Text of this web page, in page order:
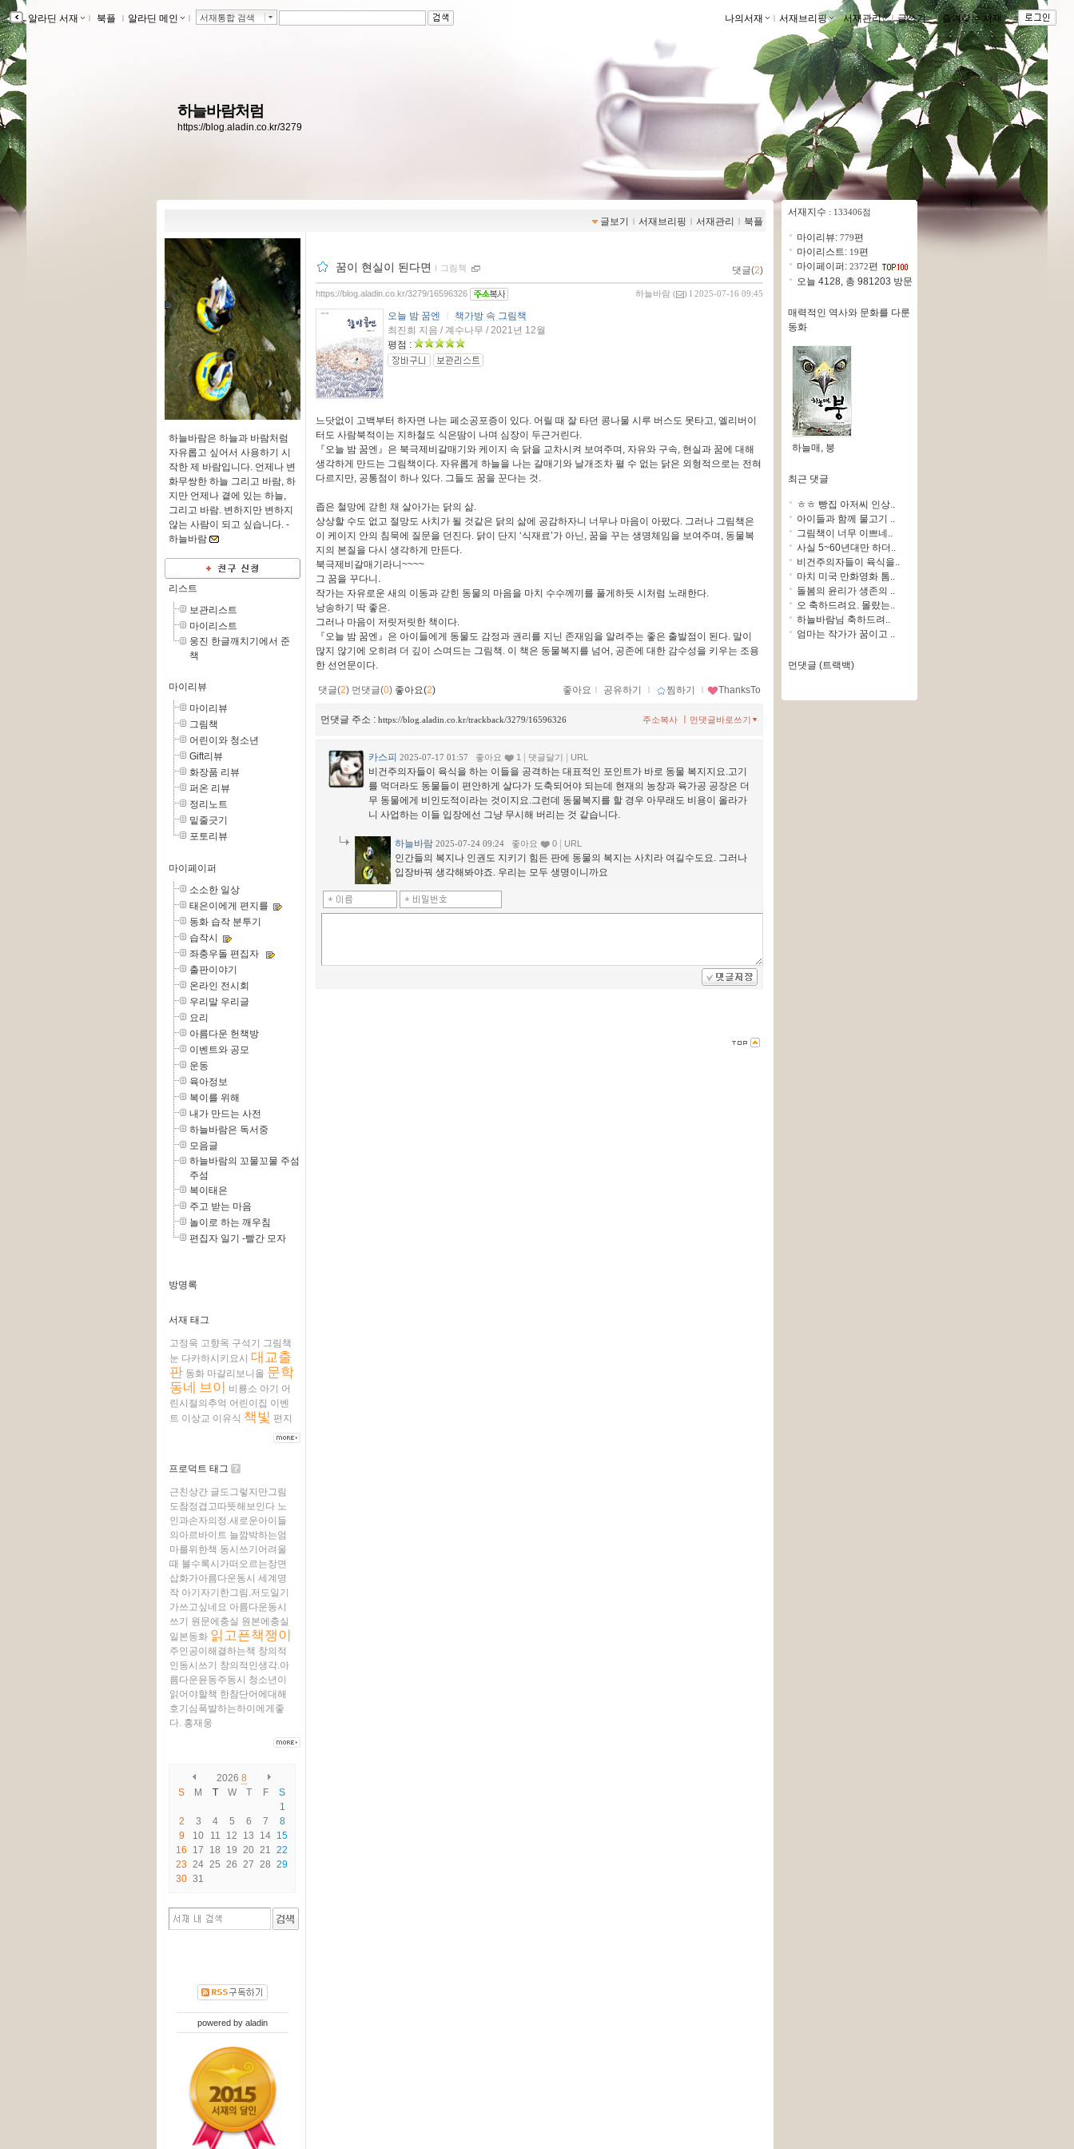
알라딘 서재 ｌ 북플 ｌ 알라딘 메인 ｌ 서재통합 검색 나의서재 ｌ 서재브리핑 ｌ서재관리 ｌ글쓰기 ｌ 즐겨찾는 서재 ｌ
하늘바람처럼
https://blog.aladin.co.kr/3279
글보기 ｌ 서재브리핑 ｌ 서재관리 ｌ 북플
하늘바람은 하늘과 바람처럼
자유롭고 싶어서 사용하기 시
작한 제 바람입니다. 언제나 변
화무쌍한 하늘 그리고 바람, 하
지만 언제나 곁에 있는 하늘,
그리고 바람. 변하지만 변하지
않는 사람이 되고 싶습니다. -
하늘바람
리스트
보관리스트
마이리스트
웅진 한글깨치기에서 준
책
마이리뷰
마이리뷰
그림책
어린이와 청소년
Gift리뷰
화장품 리뷰
퍼온 리뷰
정리노트
밑줄긋기
포토리뷰
마이페이퍼
소소한 일상
태은이에게 편지를
동화 습작 분투기
습작시
좌충우돌 편집자
출판이야기
온라인 전시회
우리말 우리글
요리
아름다운 헌책방
이벤트와 공모
운동
육아정보
복이를 위해
내가 만드는 사전
하늘바람은 독서중
모음글
하늘바람의 꼬물꼬물 주섬
주섬
복이태은
주고 받는 마음
놀이로 하는 깨우침
편집자 일기 -빨간 모자
방명록
서재 태그
고정욱 고향옥 구석기 그림책
눈 다카하시키요시 대교출
판 동화 마갈리보니올 문학
동네 브이 비룡소 아기 어
린시절의추억 어린이집 이벤
트 이상교 이유식 책빛 편지
프로덕트 태그
근친상간 글도그렇지만그림
도참정겹고따뜻해보인다 노
인과손자의정.새로운아이들
의아르바이트 늘깜박하는엄
마를위한책 동시쓰기어려울
때 볼수록시가떠오르는장면
삽화가아름다운동시 세계명
작 아기자기한그림.저도일기
가쓰고싶네요 아름다운동시
쓰기 원문에충실 원본에충실
일본동화 읽고픈책쟁이
주인공이해결하는책 창의적
인동시쓰기 창의적인생각.아
름다운윤동주동시 청소년이
읽어야할책 한참단어에대해
호기심폭발하는하이에게좋
다. 홍재웅
2026 8
S
M T W T F
S
1
2
3 4 5 6 7
8
9
10 11 12 13 14 15
16
17 18 19 20 21
22
23 24 25 26 27 28 29
30 31
powered by aladin
꿈이 현실이 된다면 ｌ 그림책 댓글(2)
하늘바람 ( ) l 2025-07-16 09:45
https://blog.aladin.co.kr/3279/16596326
오늘 밤 꿈엔
책가방 속 그림책
최진희 지음 / 계수나무 / 2021년 12월
평점 :
느닷없이 고백부터 하자면 나는 페소공포증이 있다. 어릴 때 잘 타던 콩나물 시루 버스도 못타고, 엘리버이
터도 사람북적이는 지하철도 식은땀이 나며 심장이 두근거린다.
『오늘 밤 꿈엔』은 북극제비갈매기와 케이지 속 닭을 교차시켜 보여주며, 자유와 구속, 현실과 꿈에 대해
생각하게 만드는 그림책이다. 자유롭게 하늘을 나는 갈매기와 날개조차 펼 수 없는 닭은 외형적으로는 전혀
다르지만, 공통점이 하나 있다. 그들도 꿈을 꾼다는 것.
좁은 철망에 갇힌 채 살아가는 닭의 삶.
상상할 수도 없고 절망도 사치가 될 것같은 닭의 삶에 공감하자니 너무나 마음이 아팠다. 그러나 그림책은
이 케이지 안의 침묵에 질문을 던진다. 닭이 단지 ‘식재료’가 아닌, 꿈을 꾸는 생명체임을 보여주며, 동물복
지의 본질을 다시 생각하게 만든다.
북극제비갈매기라니~~~~
그 꿈을 꾸다니.
작가는 자유로운 새의 이동과 갇힌 동물의 마음을 마치 수수께끼를 풀게하듯 시처럼 노래한다.
낭송하기 딱 좋은.
그러나 마음이 저릿저릿한 책이다.
『오늘 밤 꿈엔』은 아이들에게 동물도 감정과 권리를 지닌 존재임을 알려주는 좋은 출발점이 된다. 말이
많지 않기에 오히려 더 깊이 스며드는 그림책. 이 책은 동물복지를 넘어, 공존에 대한 감수성을 키우는 조용
한 선언문이다.
댓글(2) 먼댓글(0) 좋아요(2) 좋아요 ｌ 공유하기 ｌ 찜하기 ｌ ThanksTo
먼댓글 주소 : https://blog.aladin.co.kr/trackback/3279/16596326 먼댓글바로쓰기
주소복사
카스피 2025-07-17 01:57 좋아요 1 댓글달기 URL
비건주의자들이 육식을 하는 이들을 공격하는 대표적인 포인트가 바로 동물 복지지요.고기
를 먹더라도 동물들이 편안하게 살다가 도축되어야 되는데 현재의 농장과 육가공 공장은 더
무 동물에게 비인도적이라는 것이지요.그런데 동물복지를 할 경우 아무래도 비용이 올라가
니 사업하는 이들 입장에선 그냥 무시해 버리는 것 같습니다.
하늘바람 2025-07-24 09:24 좋아요 0 URL
인간들의 복지나 인권도 지키기 힘든 판에 동물의 복지는 사치라 여길수도요. 그러나
입장바꿔 생각해봐야죠. 우리는 모두 생명이니까요
서재지수 : 133406점
마이리뷰: 779편
마이리스트: 19편
마이페이퍼: 2372편
오늘 4128, 총 981203 방문
매력적인 역사와 문화를 다룬
동화
하늘매, 붕
최근 댓글
ㅎㅎ 빵집 아저씨 인상..
아이들과 함께 물고기 ..
그림책이 너무 이쁘네..
사실 5~60년대만 하더..
비건주의자들이 육식을..
마치 미국 만화영화 톰..
돌봄의 윤리가 생존의 ..
오 축하드려요. 몰랐는..
하늘바람님 축하드려..
엄마는 작가가 꿈이고 ..
먼댓글 (트랙백)